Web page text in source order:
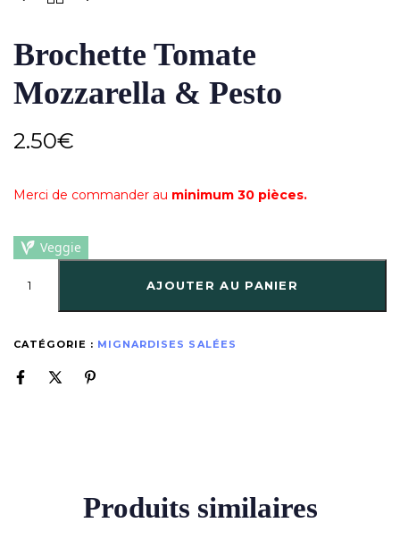
Brochette Tomate
Mozzarella & Pesto
2.50€
Merci de commander au minimum 30 pièces.
Veggie
AJOUTER AU PANIER
CATÉGORIE : MIGNARDISES SALÉES
Produits similaires